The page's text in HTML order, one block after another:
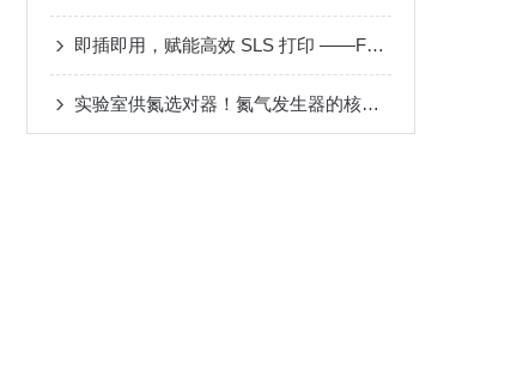
即插即用，赋能高效 SLS 打印 ——FLAIRMO 氮气发生器应用成功案例
实验室供氮选对器！氮气发生器的核心性能与选型攻略